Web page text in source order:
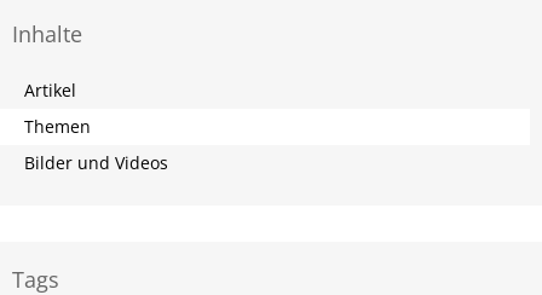
Inhalte
Artikel
Themen
Bilder und Videos
Tags